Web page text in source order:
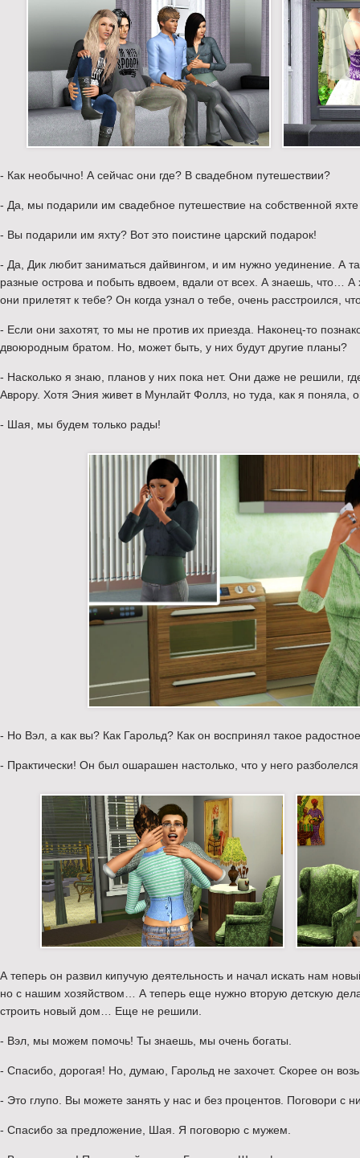
- Как необычно! А сейчас они где? В свадебном путешествии?
- Да, мы подарили им свадебное путешествие на собственной
- Вы подарили им яхту? Вот это поистине царский подарок!
- Да, Дик любит заниматься дайвингом, и им нужно уединение. А
разные острова и побыть вдвоем, вдали от всех. А знаешь, что…
они прилетят к тебе? Он когда узнал о тебе, очень расстроился,
- Если они захотят, то мы не против их приезда. Наконец-то
двоюродным братом. Но, может быть, у них будут другие планы?
- Насколько я знаю, планов у них пока нет. Они даже не решили,
Аврору. Хотя Эния живет в Мунлайт Фоллз, но туда, как я поняла,
- Шая, мы будем только рады!
- Но Вэл, а как вы? Как Гарольд? Как он воспринял такое
- Практически! Он был ошарашен настолько, что у него
А теперь он развил кипучую деятельность и начал искать нам
но с нашим хозяйством… А теперь еще нужно вторую детскую
строить новый дом… Еще не решили.
- Вэл, мы можем помочь! Ты знаешь, мы очень богаты.
- Спасибо, дорогая! Но, думаю, Гарольд не захочет. Скорее он
- Это глупо. Вы можете занять у нас и без процентов. Поговори с
- Спасибо за предложение, Шая. Я поговорю с мужем.